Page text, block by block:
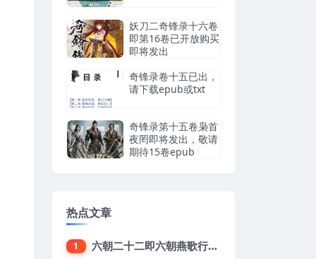
妖刀二奇锋录十六卷
即第16卷已开放购买
即将发出
奇锋录卷十五已出，
请下载epub或txt
奇锋录第十五卷枭首
夜罔即将发出，敬请
期待15卷epub
热点文章
1 六朝二十二即六朝燕歌行22集已出敬请下载